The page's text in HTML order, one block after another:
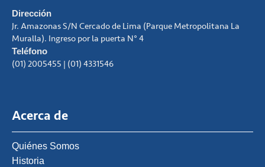
Dirección
Jr. Amazonas S/N Cercado de Lima (Parque Metropolitana La
Muralla). Ingreso por la puerta N° 4
Teléfono
(01) 2005455 | (01) 4331546
Acerca de
Quiénes Somos
Historia